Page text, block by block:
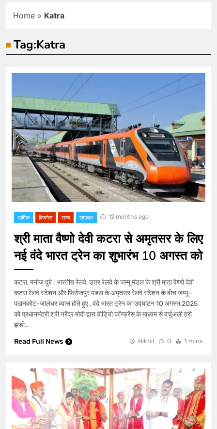
Home » Katra
Tag:Katra
धार्मिक बिजनेस राज्य समाचार 12 months ago
श्री माता वैष्णो देवी कटरा से अमृतसर के लिए
नई वंदे भारत ट्रेन का शुभारंभ 10 अगस्त को
कटरा, मनोज दुबे : भारतीय रेलवे, उत्तर रेलवे के जम्मू मंडल के श्री माता वैष्णो देवी
कटरा रेलवे स्टेशन और फिरोजपुर मंडल के अमृतसर रेलवे स्टेशन के बीच जम्मू-
पठानकोट-जालंधर व्यास होते हुए , वंदे भारत ट्रेन का उद्घाटन 10 अगस्त 2025
को प्रधानमंत्री श्री नरेंद्र मोदी द्वारा वीडियो कॉन्फ्रेंस के माध्यम से वर्चुअली हरी
झंडी…
Read Full News
Nikhil 0 1 mins